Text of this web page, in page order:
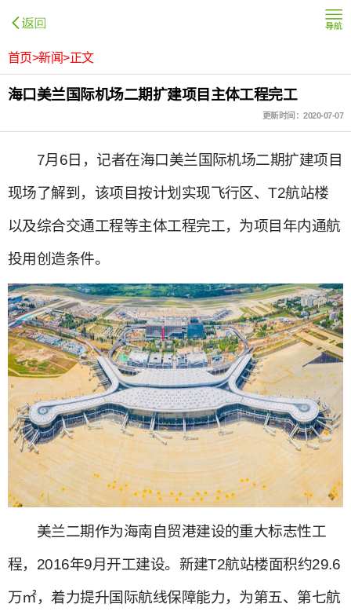
首页>新闻>正文
海口美兰国际机场二期扩建项目主体工程完工
更新时间：2020-07-07
7月6日，记者在海口美兰国际机场二期扩建项目
现场了解到，该项目按计划实现飞行区、T2航站楼
以及综合交通工程等主体工程完工，为项目年内通航
投用创造条件。
美兰二期作为海南自贸港建设的重大标志性工
程，2016年9月开工建设。新建T2航站楼面积约29.6
万㎡，着力提升国际航线保障能力，为第五、第七航